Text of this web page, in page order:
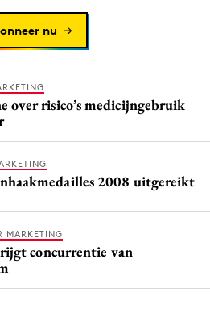
nu
over risico’s medicijngebruik
2008 uitgereikt
MARKETING
concurrentie van